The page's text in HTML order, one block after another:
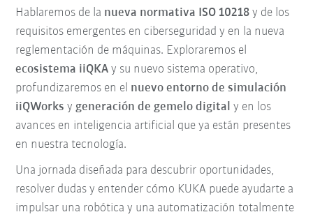
Hablaremos de la nueva normativa ISO 10218 y de los
requisitos emergentes en ciberseguridad y en la nueva
reglementación de máquinas. Exploraremos el
ecosistema iiQKA y su nuevo sistema operativo,
profundizaremos en el nuevo entorno de simulación
iiQWorks y generación de gemelo digital y en los
avances en inteligencia artificial que ya están presentes
en nuestra tecnología.
Una jornada diseñada para descubrir oportunidades,
resolver dudas y entender cómo KUKA puede ayudarte a
impulsar una robótica y una automatización totalmente